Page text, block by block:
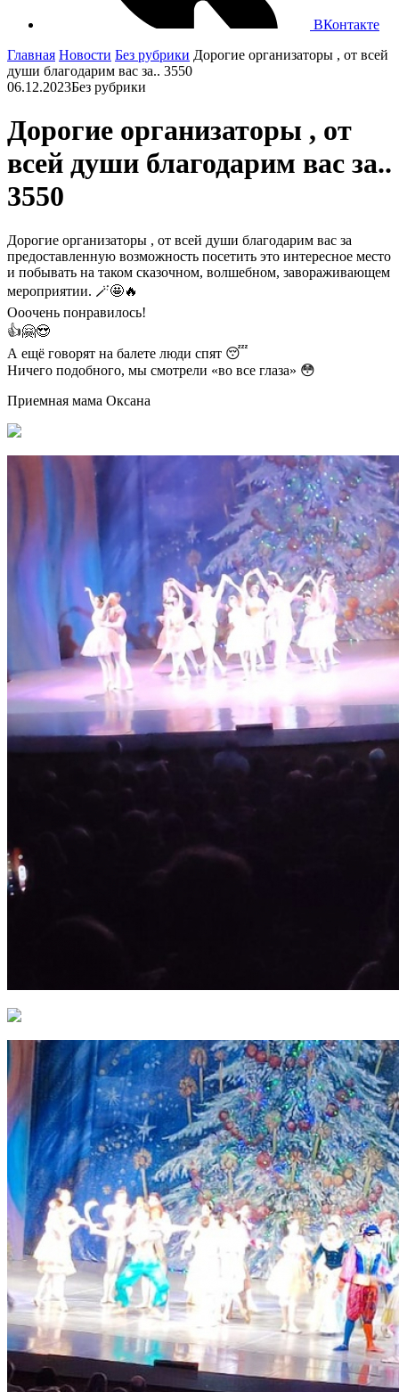
ВКонтакте
Главная Новости Без рубрики Дорогие организаторы , от всей
души благодарим вас за.. 3550
06.12.2023Без рубрики
Дорогие организаторы , от
всей души благодарим вас за..
3550
Дорогие организаторы , от всей души благодарим вас за
предоставленную возможность посетить это интересное место
и побывать на таком сказочном, волшебном, завораживающем
мероприятии. 🪄🤩🔥
Ооочень понравилось!
👍🤗😍
А ещё говорят на балете люди спят 😴
Ничего подобного, мы смотрели «во все глаза» 😳
Приемная мама Оксана